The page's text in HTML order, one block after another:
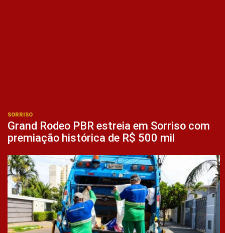
SORRISO
Grand Rodeo PBR estreia em Sorriso com
premiação histórica de R$ 500 mil